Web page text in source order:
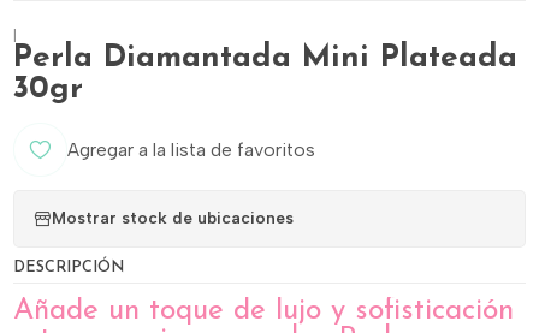
|
Perla Diamantada Mini Plateada
30gr
Agregar a la lista de favoritos
Mostrar stock de ubicaciones
DESCRIPCIÓN
Añade un toque de lujo y sofisticación